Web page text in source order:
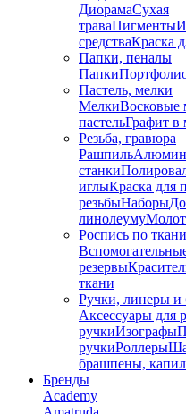
ДиорамаСухая
траваПигменты
средстваКраска
Папки, пеналы
Папки
Пастель, мелки
МелкиВосковые
пастельГрафит в
Резьба, гравюра
Рашпиль
станки
иглыКраска для
резьбыНаборы
линолеуму
Роспись по ткани
резервы
ткани
Ручки, линеры
Аксессуары для
ручкиИзографы
ручкиРоллеры
брашпены,
Бренды
Academy